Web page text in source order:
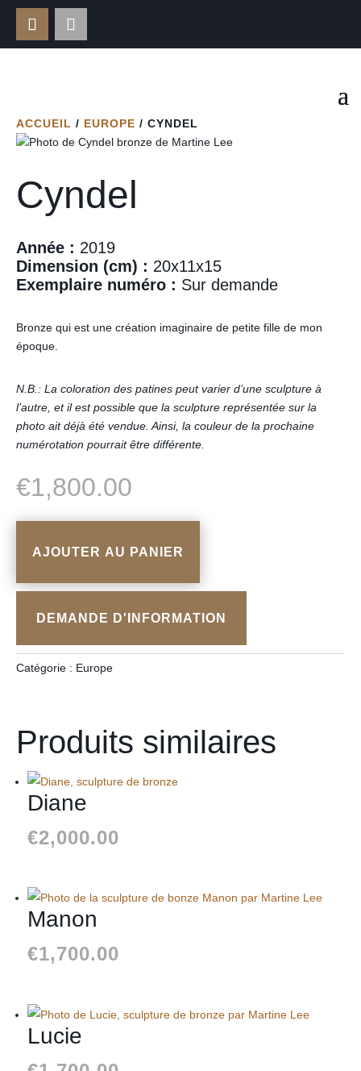
ACCUEIL / EUROPE / CYNDEL
Cyndel
Année : 2019
Dimension (cm) : 20x11x15
Exemplaire numéro : Sur demande
Bronze qui est une création imaginaire de petite fille de mon
époque.
N.B.: La coloration des patines peut varier d’une sculpture à
l’autre, et il est possible que la sculpture représentée sur la
photo ait déjà été vendue. Ainsi, la couleur de la prochaine
numérotation pourrait être différente.
€1,800.00
AJOUTER AU PANIER
DEMANDE D'INFORMATION
Catégorie : Europe
Produits similaires
Diane
€2,000.00
Manon
€1,700.00
Lucie